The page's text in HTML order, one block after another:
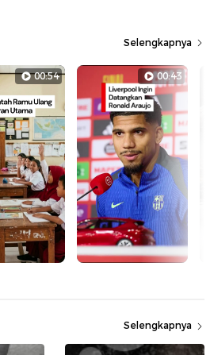
Selengkapnya
00:54 00:43
Selengkapnya